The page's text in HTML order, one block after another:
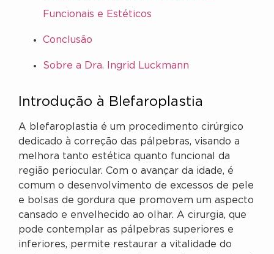
Funcionais e Estéticos
Conclusão
Sobre a Dra. Ingrid Luckmann
Introdução à Blefaroplastia
A blefaroplastia é um procedimento cirúrgico
dedicado à correção das pálpebras, visando a
melhora tanto estética quanto funcional da
região periocular. Com o avançar da idade, é
comum o desenvolvimento de excessos de pele
e bolsas de gordura que promovem um aspecto
cansado e envelhecido ao olhar. A cirurgia, que
pode contemplar as pálpebras superiores e
inferiores, permite restaurar a vitalidade do